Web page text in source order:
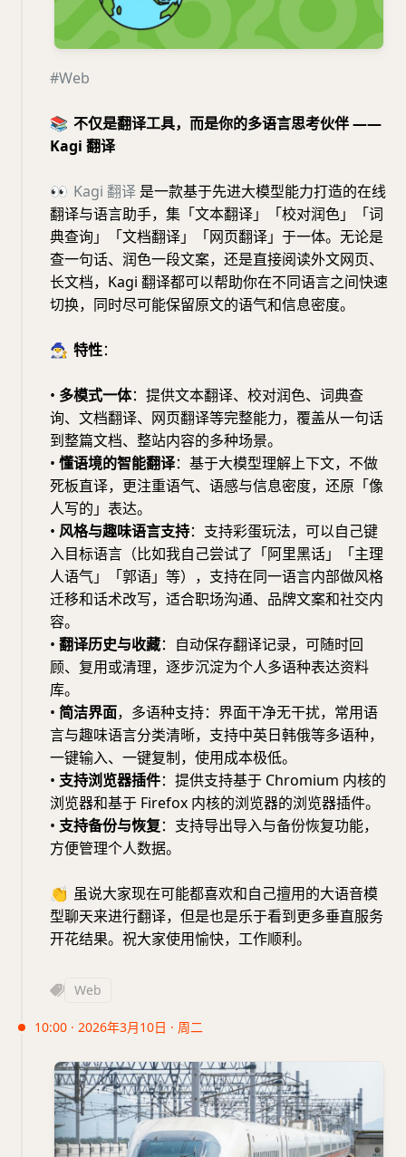
#Web
📚 不仅是翻译工具，而是你的多语言思考伙伴 ——
Kagi 翻译
👀 Kagi 翻译 是一款基于先进大模型能力打造的在线
翻译与语言助手，集「文本翻译」「校对润色」「词
典查询」「文档翻译」「网页翻译」于一体。无论是
查一句话、润色一段文案，还是直接阅读外文网页、
长文档，Kagi 翻译都可以帮助你在不同语言之间快速
切换，同时尽可能保留原文的语气和信息密度。
🧙‍♂️ 特性：
• 多模式一体：提供文本翻译、校对润色、词典查
询、文档翻译、网页翻译等完整能力，覆盖从一句话
到整篇文档、整站内容的多种场景。
• 懂语境的智能翻译：基于大模型理解上下文，不做
死板直译，更注重语气、语感与信息密度，还原「像
人写的」表达。
• 风格与趣味语言支持：支持彩蛋玩法，可以自己键
入目标语言（比如我自己尝试了「阿里黑话」「主理
人语气」「郭语」等），支持在同一语言内部做风格
迁移和话术改写，适合职场沟通、品牌文案和社交内
容。
• 翻译历史与收藏：自动保存翻译记录，可随时回
顾、复用或清理，逐步沉淀为个人多语种表达资料
库。
• 简洁界面，多语种支持：界面干净无干扰，常用语
言与趣味语言分类清晰，支持中英日韩俄等多语种，
一键输入、一键复制，使用成本极低。
• 支持浏览器插件：提供支持基于 Chromium 内核的
浏览器和基于 Firefox 内核的浏览器的浏览器插件。
• 支持备份与恢复：支持导出导入与备份恢复功能，
方便管理个人数据。
👏 虽说大家现在可能都喜欢和自己擅用的大语音模
型聊天来进行翻译，但是也是乐于看到更多垂直服务
开花结果。祝大家使用愉快，工作顺利。
Web
10:00 · 2026年3月10日 · 周二